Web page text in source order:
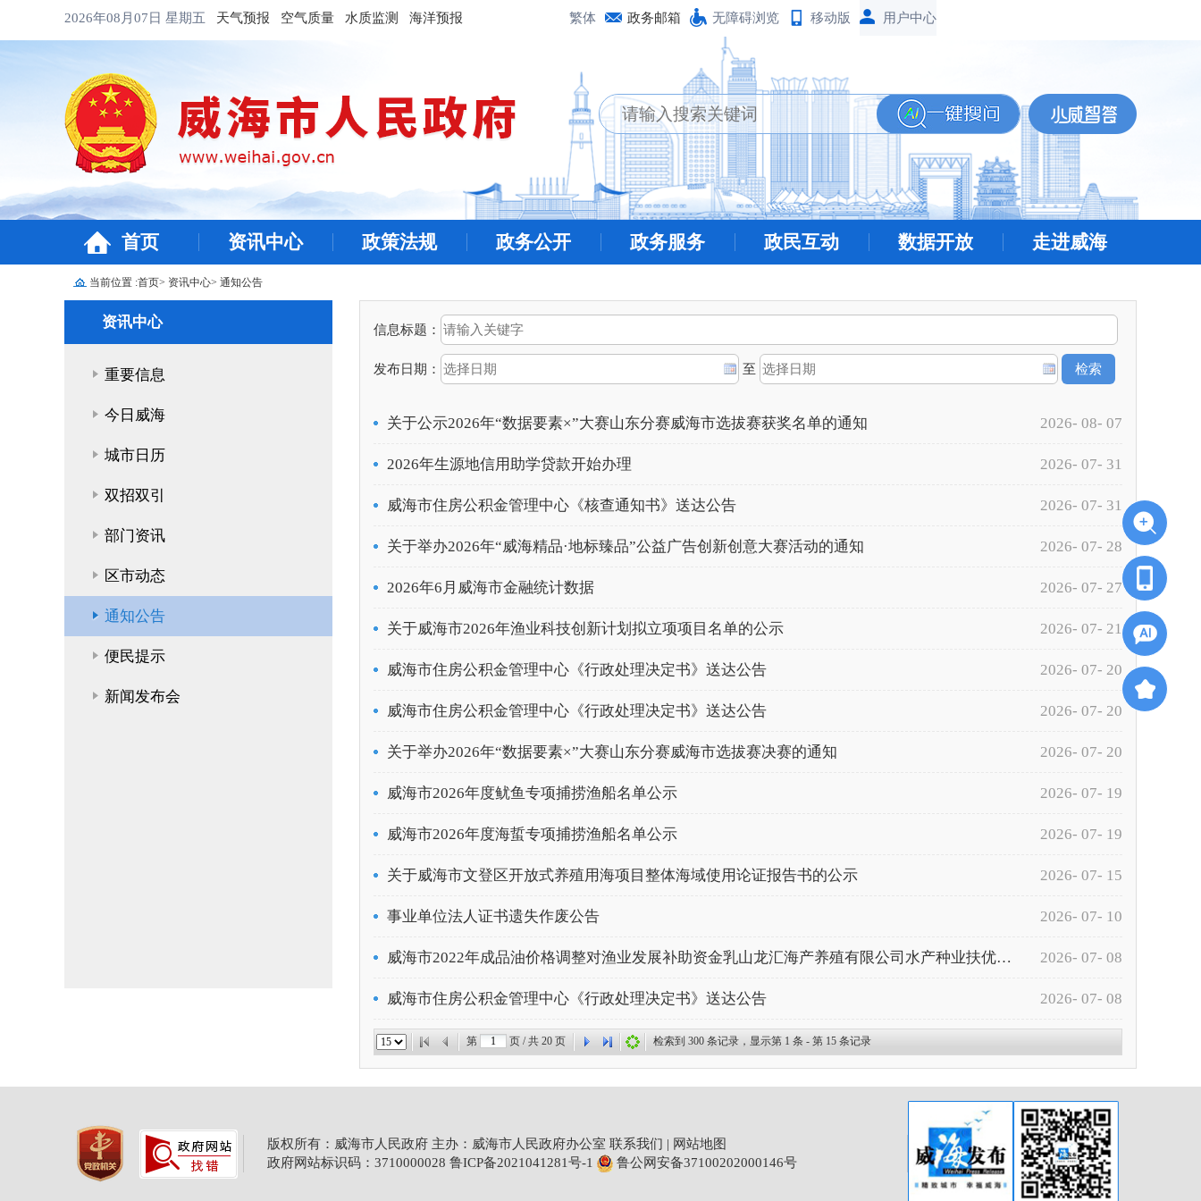
2026年08月07日 星期五 天气预报 空气质量 水质监测 海洋预报 繁体 政务邮箱 无障碍浏览 移动版
首页 资讯中心 政策法规 政务公开 政务服务 政民互动 数据开放 走进威海
当前位置 :首页> 资讯中心> 通知公告
资讯中心
重要信息
今日威海
城市日历
双招双引
部门资讯
区市动态
通知公告
便民提示
新闻发布会
信息标题：
发布日期： 至
关于公示2026年“数据要素×”大赛山东分赛威海市选拔赛获奖名单的通知 2026- 08- 07
2026年生源地信用助学贷款开始办理 2026- 07- 31
威海市住房公积金管理中心《核查通知书》送达公告 2026- 07- 31
关于举办2026年“威海精品·地标臻品”公益广告创新创意大赛活动的通知 2026- 07- 28
2026年6月威海市金融统计数据 2026- 07- 27
关于威海市2026年渔业科技创新计划拟立项项目名单的公示 2026- 07- 21
威海市住房公积金管理中心《行政处理决定书》送达公告 2026- 07- 20
威海市住房公积金管理中心《行政处理决定书》送达公告 2026- 07- 20
关于举办2026年“数据要素×”大赛山东分赛威海市选拔赛决赛的通知 2026- 07- 20
威海市2026年度鱿鱼专项捕捞渔船名单公示 2026- 07- 19
威海市2026年度海蜇专项捕捞渔船名单公示 2026- 07- 19
关于威海市文登区开放式养殖用海项目整体海域使用论证报告书的公示 2026- 07- 15
事业单位法人证书遗失作废公告 2026- 07- 10
威海市2022年成品油价格调整对渔业发展补助资金乳山龙汇海产养殖有限公司水产种业扶优基础设施提升项目实施方案内容变更公示 2026- 07- 08
威海市住房公积金管理中心《行政处理决定书》送达公告 2026- 07- 08
第 页 / 共 20 页 检索到 300 条记录，显示第 1 条 - 第 15 条记录
版权所有：威海市人民政府 主办：威海市人民政府办公室 联系我们 | 网站地图
政府网站标识码：3710000028 鲁ICP备2021041281号-1 鲁公网安备37100202000146号